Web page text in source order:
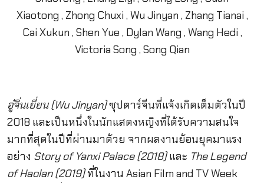
อู๋จิ่นเยี่ยน (Wu Jinyan)ซุปตาร์จีนที่แจ้งเกิดเต็มตัวในปี
2018 และเป็นหนึ่งในนักแสดงหญิงที่ได้รับความสนใจ
มากที่สุดในปีที่ผ่านมาด้วย จากผลงานย้อนยุคมาแรง
อย่าง Story of Yanxi Palace (2018)และ The Legend
of Haolan (2019)ที่ในงาน Asian Film and TV Week